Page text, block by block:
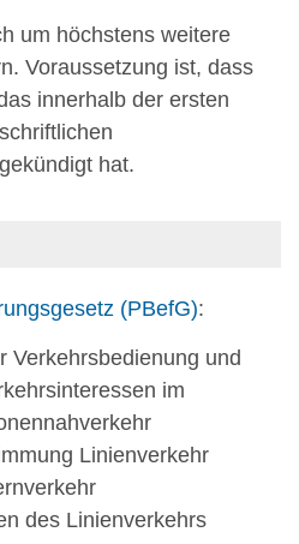
um höchstens weitere
Voraussetzung ist, dass
innerhalb der ersten
hat.
(PBefG):
Verkehrsbedienung und
im
Linienverkehr
des Linienverkehrs